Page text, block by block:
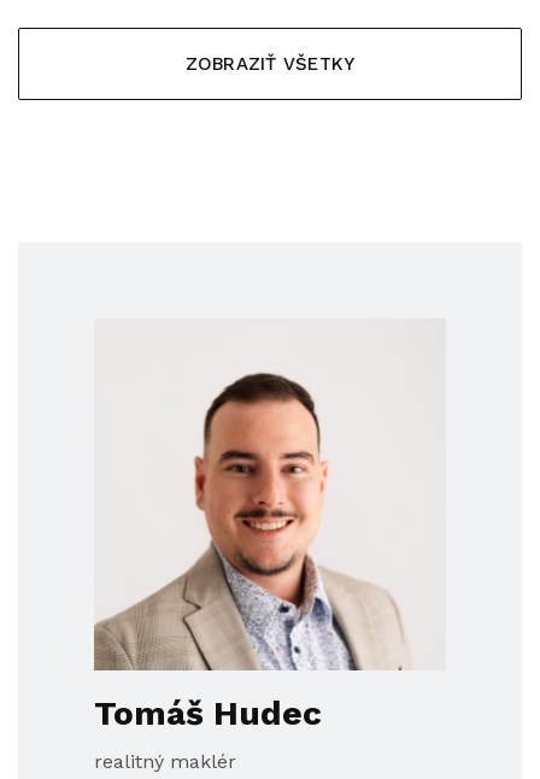
ZOBRAZIŤ VŠETKY
Tomáš Hudec
realitný maklér